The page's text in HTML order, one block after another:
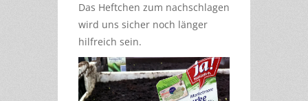
Das Heftchen zum nachschlagen
wird uns sicher noch länger
hilfreich sein.